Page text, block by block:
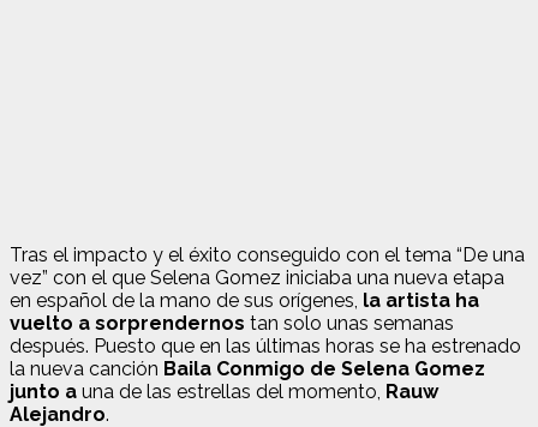
Tras el impacto y el éxito conseguido con el tema “De una
vez” con el que Selena Gomez iniciaba una nueva etapa
en español de la mano de sus orígenes, la artista ha
vuelto a sorprendernos tan solo unas semanas
después. Puesto que en las últimas horas se ha estrenado
la nueva canción Baila Conmigo de Selena Gomez
junto a una de las estrellas del momento, Rauw
Alejandro.